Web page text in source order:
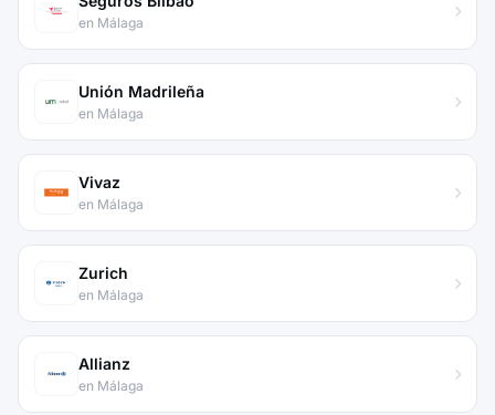
en Málaga
Unión Madrileña
en Málaga
Vivaz
en Málaga
Zurich
en Málaga
Allianz
en Málaga